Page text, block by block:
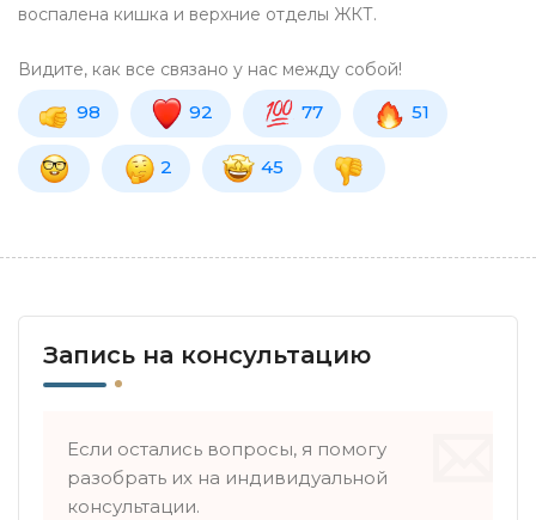
воспалена кишка и верхние отделы ЖКТ.
Видите, как все связано у нас между собой!
98 92 77 51
2 45
Запись на консультацию
Если остались вопросы, я помогу
разобрать их на индивидуальной
консультации.